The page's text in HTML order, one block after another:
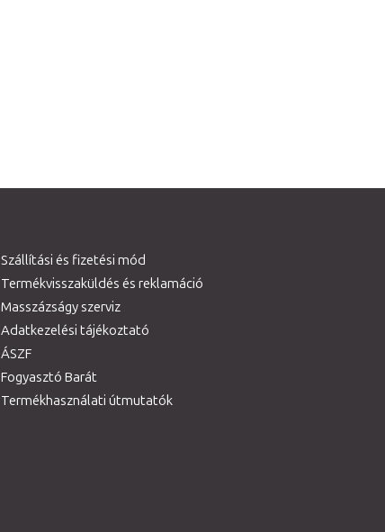
Szállítási és fizetési mód
Termékvisszaküldés és reklamáció
Masszázságy szerviz
Adatkezelési tájékoztató
ÁSZF
Fogyasztó Barát
Termékhasználati útmutatók